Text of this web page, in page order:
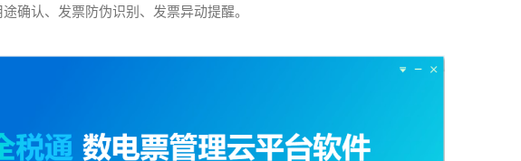
确认、发票防伪识别、发票异动提醒。